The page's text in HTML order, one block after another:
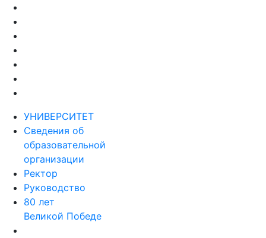
УНИВЕРСИТЕТ
Сведения об
образовательной
организации
Ректор
Руководство
80 лет
Великой Победе